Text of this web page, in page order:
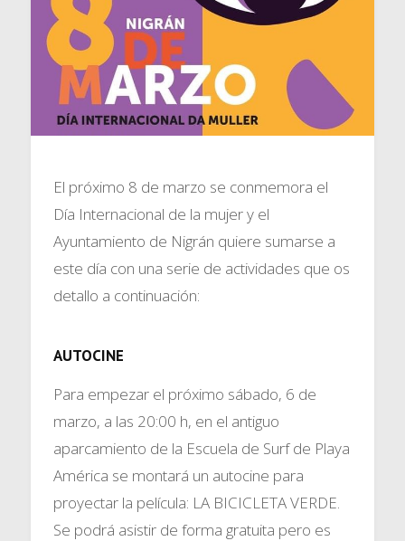
El próximo 8 de marzo se conmemora el
Día Internacional de la mujer y el
Ayuntamiento de Nigrán quiere sumarse a
este día con una serie de actividades que os
detallo a continuación:
AUTOCINE
Para empezar el próximo sábado, 6 de
marzo, a las 20:00 h, en el antiguo
aparcamiento de la Escuela de Surf de Playa
América se montará un autocine para
proyectar la película: LA BICICLETA VERDE.
Se podrá asistir de forma gratuita pero es